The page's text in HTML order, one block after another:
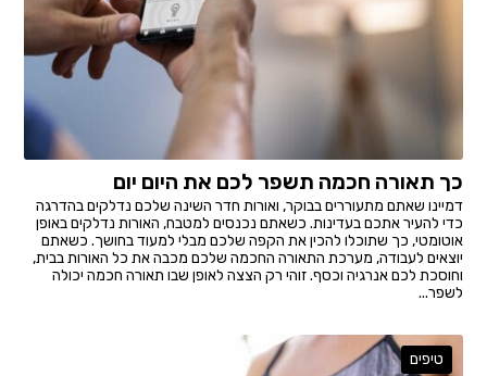
כך תאורה חכמה תשפר לכם את היום יום
דמיינו שאתם מתעוררים בבוקר, ואורות חדר השינה שלכם נדלקים בהדרגה
כדי להעיר אתכם בעדינות. כשאתם נכנסים למטבח, האורות נדלקים באופן
אוטומטי, כך שתוכלו להכין את הקפה שלכם מבלי למעוד בחושך. כשאתם
יוצאים לעבודה, מערכת התאורה החכמה שלכם מכבה את כל האורות בבית,
וחוסכת לכם אנרגיה וכסף. זוהי רק הצצה לאופן שבו תאורה חכמה יכולה
לשפר...
טיפים